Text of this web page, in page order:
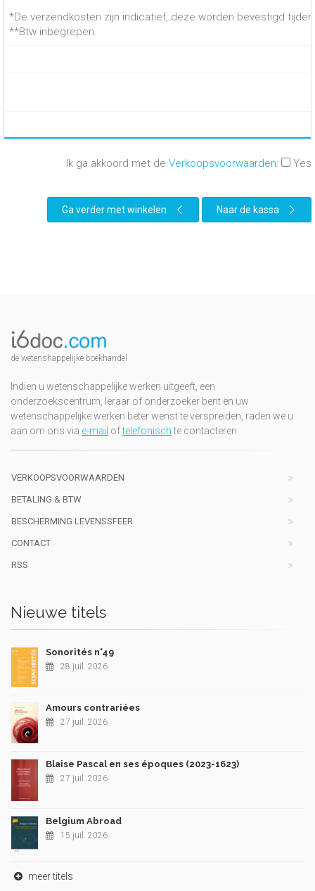
*De verzendkosten zijn indicatief, deze worden bevestigd
**Btw inbegrepen.
Ik ga akkoord met de Verkoopsvoorwaarden: Yes
Ga verder met winkelen Naar de kassa
de wetenshappelijke boekhandel
Indien u wetenschappelijke werken uitgeeft, een
onderzoekscentrum, leraar of onderzoeker bent en uw
wetenschappelijke werken beter wenst te verspreiden, raden we u
aan om ons via e-mail oftelefonischte contacteren
VERKOOPSVOORWAARDEN
BETALING & BTW
BESCHERMING LEVENSSFEER
CONTACT
RSS
Nieuwe titels
Sonorités n°49
28 juil. 2026
Amours contrariées
27 juil. 2026
Blaise Pascal en ses époques (2023-1623)
27 juil. 2026
Belgium Abroad
15 juil. 2026
meer titels